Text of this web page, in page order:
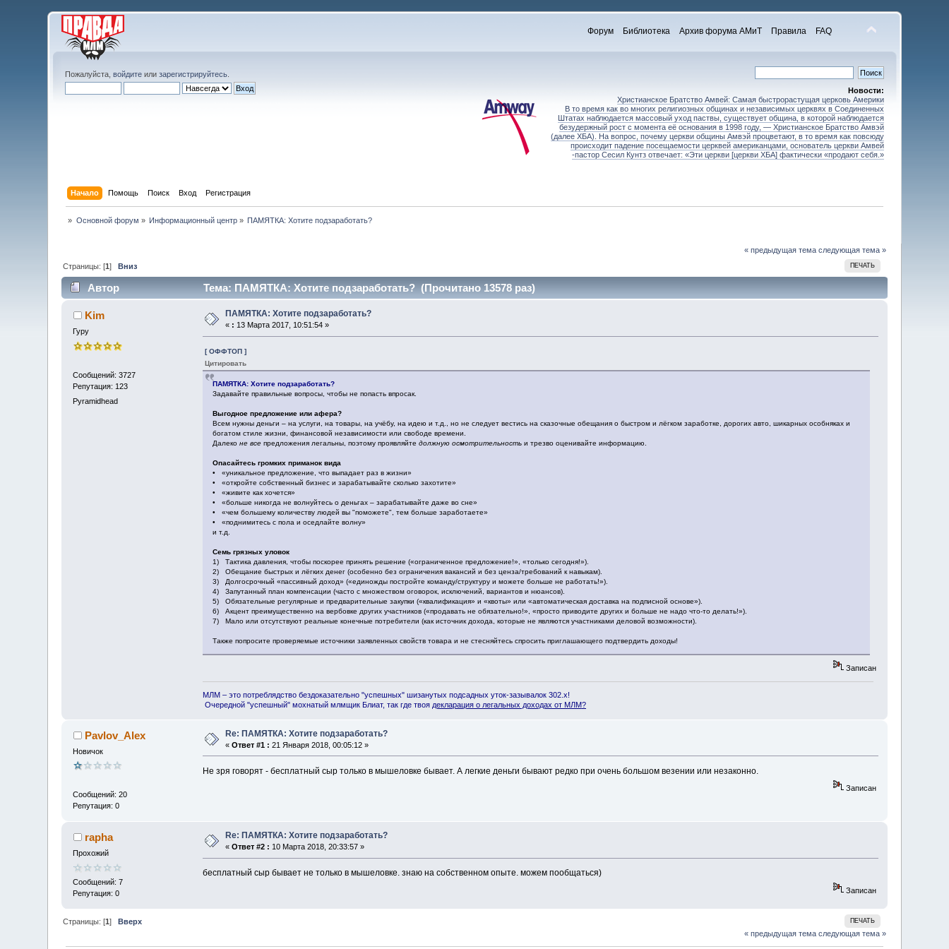
Форум Библиотека Архив форума АМиТ Правила FAQ
Пожалуйста,войдите илизарегистрируйтесь
Новости:
Христианское Братство Амвей: Самая быстрорастущая церковь Америки
В то время как во многих религиозных общинах и независимых церквях в Соединенных
Штатах наблюдается массовый уход паствы, существует община, в которой наблюдается
безудержный рост с момента её основания в 1998 году, — Христианское Братство Амвэй
(далее ХБА). На вопрос, почему церкви общины Амвэй процветают, в то время как повсюду
происходит падение посещаемости церквей американцами, основатель церкви Амвей
-пастор Сесил Кунтз отвечает: «Эти церкви [церкви ХБА] фактически «продают себя.»
Начало Помощь Поиск Вход Регистрация
» Основной форум » Информационный центр » ПАМЯТКА: Хотите подзаработать?
« предыдущая тема следующая тема »
ПЕЧАТЬ
Страницы: [1]Вниз
Автор Тема: ПАМЯТКА: Хотите подзаработать? (Прочитано 13578 раз)
Kim
Гуру
Сообщений: 3727
Репутация: 123
Pyramidhead
ПАМЯТКА: Хотите подзаработать?
« : 13 Марта 2017, 10:51:54 »
[ ОФФТОП ]
Цитировать
ПАМЯТКА: Хотите подзаработать?
Задавайте правильные вопросы, чтобы не попасть впросак.
Выгодное предложение или афера?
Всем нужны деньги – на услуги, на товары, на учёбу, на идею и т.д., но не следует вестись на сказочные обещания о быстром и лёгком заработке, дорогих авто, шикарных особняках и
богатом стиле жизни, финансовой независимости или свободе времени.
Далеко не всепредложения легальны, поэтому проявляйте должную осмотрительностьи трезво оценивайте информацию.
Опасайтесь громких приманок вида
• «уникальное предложение, что выпадает раз в жизни»
• «откройте собственный бизнес и зарабатывайте сколько захотите»
• «живите как хочется»
• «больше никогда не волнуйтесь о деньгах – зарабатывайте даже во сне»
• «чем большему количеству людей вы "поможете", тем больше заработаете»
• «поднимитесь с пола и оседлайте волну»
и т.д.
Семь грязных уловок
1) Тактика давления, чтобы поскорее принять решение («ограниченное предложение!», «только сегодня!»).
2) Обещание быстрых и лёгких денег (особенно без ограничения вакансий и без ценза/требований к навыкам).
3) Долгосрочный «пассивный доход» («единожды постройте команду/структуру и можете больше не работать!»).
4) Запутанный план компенсации (часто с множеством оговорок, исключений, вариантов и нюансов).
5) Обязательные регулярные и предварительные закупки («квалификация» и «квоты» или «автоматическая доставка на подписной основе»).
6) Акцент преимущественно на вербовке других участников («продавать не обязательно!», «просто приводите других и больше не надо что-то делать!»).
7) Мало или отсутствуют реальные конечные потребители (как источник дохода, которые не являются участниками деловой возможности).
Также попросите проверяемые источники заявленных свойств товара и не стесняйтесь спросить приглашающего подтвердить доходы!
Записан
МЛМ – это потреблядство бездоказательно "успешных" шизанутых подсадных уток-зазывалок 302.x!
Очередной "успешный" мохнатый млмщик Блиат, так где твоя декларация о легальных доходах от МЛМ?
Pavlov_Alex
Новичок
Сообщений: 20
Репутация: 0
Re: ПАМЯТКА: Хотите подзаработать?
«Ответ #1 : 21 Января 2018, 00:05:12 »
Не зря говорят - бесплатный сыр только в мышеловке бывает. А легкие деньги бывают редко при очень большом везении или незаконно.
Записан
rapha
Прохожий
Сообщений: 7
Репутация: 0
Re: ПАМЯТКА: Хотите подзаработать?
«Ответ #2 : 10 Марта 2018, 20:33:57 »
бесплатный сыр бывает не только в мышеловке. знаю на собственном опыте. можем пообщаться)
Записан
ПЕЧАТЬ
Страницы: [1]Вверх
« предыдущая тема следующая тема »